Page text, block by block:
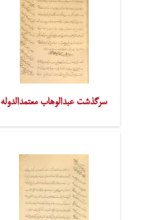
سرگذشت عبدالوهاب معتمدالدوله